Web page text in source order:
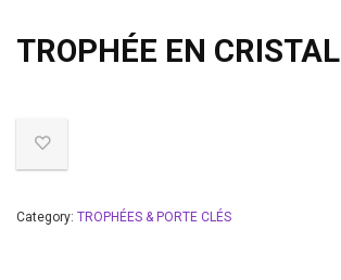
TROPHÉE EN CRISTAL
Category: TROPHÉES & PORTE CLÉS